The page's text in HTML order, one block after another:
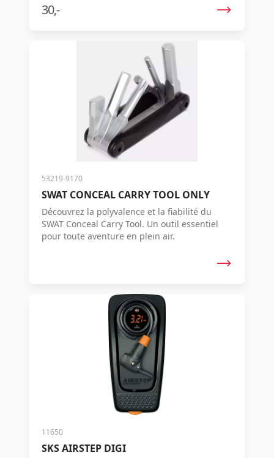
30,-
53219-9170
SWAT CONCEAL CARRY TOOL ONLY
Découvrez la polyvalence et la fiabilité du
SWAT Conceal Carry Tool. Un outil essentiel
pour toute aventure en plein air.
11650
SKS AIRSTEP DIGI